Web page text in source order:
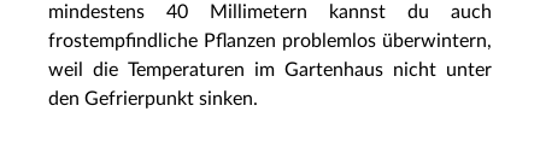
mindestens 40 Millimetern kannst du auch
frostempfindliche Pflanzen problemlos überwintern,
weil die Temperaturen im Gartenhaus nicht unter
den Gefrierpunkt sinken.